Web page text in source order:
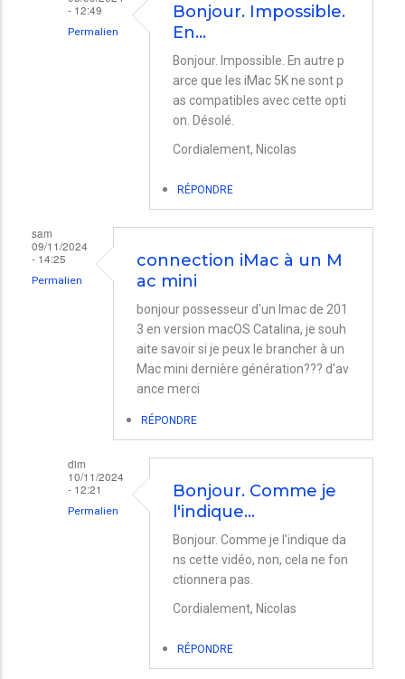
- 12:49
Permalien
Azim
Bonjour. Impossible.
En…
Bonjour. Impossible. En autre p
arce que les iMac 5K ne sont p
as compatibles avec cette opti
on. Désolé.
Cordialement, Nicolas
RÉPONDRE
sam
09/11/2024
- 14:25
Permalien
connection iMac à un M
ac mini
bonjour possesseur d'un Imac de 201
3 en version macOS Catalina, je souh
aite savoir si je peux le brancher à un
Mac mini dernière génération??? d'av
ance merci
RÉPONDRE
dim
10/11/2024
- 12:21
Permalien
Bonjour. Comme je
l'indique…
Bonjour. Comme je l'indique da
ns cette vidéo, non, cela ne fon
ctionnera pas.
Cordialement, Nicolas
RÉPONDRE